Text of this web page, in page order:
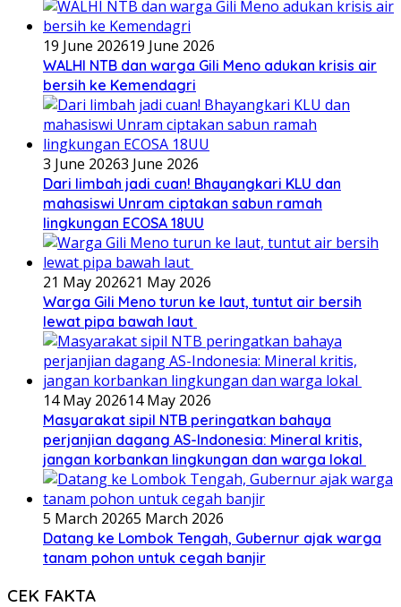
19 June 202619 June 2026
WALHI NTB dan warga Gili Meno adukan krisis air
bersih ke Kemendagri
3 June 20263 June 2026
Dari limbah jadi cuan! Bhayangkari KLU dan
mahasiswi Unram ciptakan sabun ramah
lingkungan ECOSA 18UU
21 May 202621 May 2026
Warga Gili Meno turun ke laut, tuntut air bersih
lewat pipa bawah laut
14 May 202614 May 2026
Masyarakat sipil NTB peringatkan bahaya
perjanjian dagang AS-Indonesia: Mineral kritis,
jangan korbankan lingkungan dan warga lokal
5 March 20265 March 2026
Datang ke Lombok Tengah, Gubernur ajak warga
tanam pohon untuk cegah banjir
CEK FAKTA